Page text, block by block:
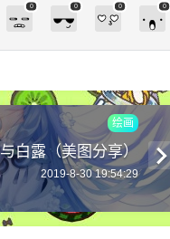
0 0 0 0
也是四大凶
拜手）我服
和一看时
子，还真得
绘画
白露（美图分享）
2019-8-30 19:54:29